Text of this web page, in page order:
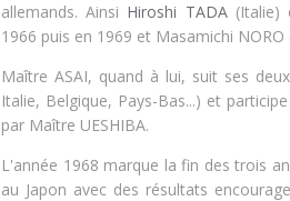
allemands. Ainsi Hiroshi TADA(Italie)
1966 puis en 1969 et Masamichi NORO
Maître ASAI, quand à lui, suit ses
Italie, Belgique, Pays-Bas...) et
par Maître UESHIBA.
L'année 1968 marque la fin des trois
au Japon avec des résultats